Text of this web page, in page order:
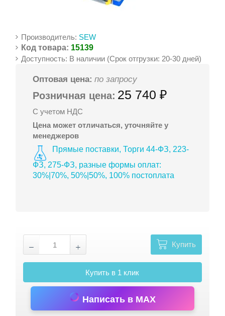
Производитель: SEW
Код товара: 15139
Доступность: В наличии (Срок отгрузки: 20-30 дней)
Оптовая цена: по запросу
Розничная цена: 25 740 ₽
С учетом НДС
Цена может отличаться, уточняйте у
менеджеров
Прямые поставки, Торги 44-ФЗ, 223-
ФЗ, 275-ФЗ, разные формы оплат:
30%|70%, 50%|50%, 100% постоплата
Купить
Купить в 1 клик
Написать в MAX